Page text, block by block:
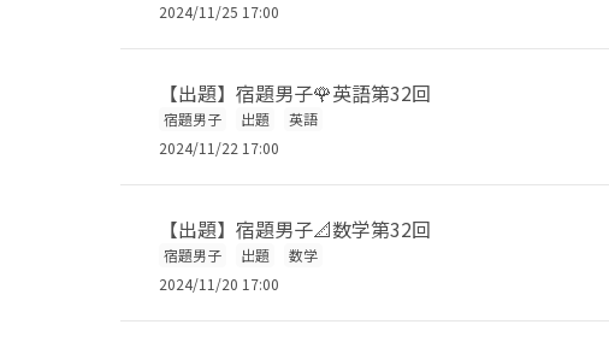
2024/11/25 17:00
【出題】宿題男子🌹英語第32回
宿題男子 出題
英語
2024/11/22 17:00
【出題】宿題男子📐数学第32回
宿題男子 出題
数学
2024/11/20 17:00